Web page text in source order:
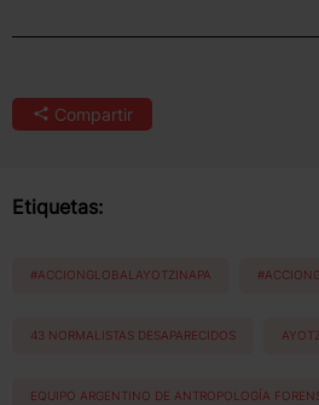
Compartir
Etiquetas:
#ACCIONGLOBALAYOTZINAPA
43 NORMALISTAS DESAPARECIDOS
EQUIPO ARGENTINO DE ANTROPOLOGÍA